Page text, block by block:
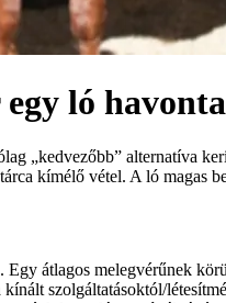
ló
„kedvezőbb” alternatíva
kímélő vétel. A ló magas
átlagos melegvérűnek
szolgáltatásoktól/